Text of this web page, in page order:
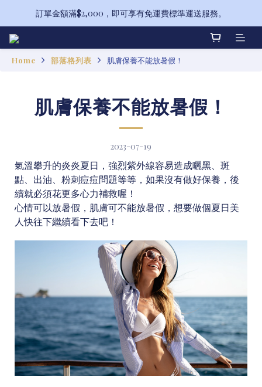
備受喜愛的山茶花系列全新升級！
訂單金額滿$2,000，即可享有免運費標準運送服務。
Home 部落格列表 肌膚保養不能放暑假！
肌膚保養不能放暑假！
2023-07-19
氣溫攀升的炎炎夏日，強烈紫外線容易造成曬黑、斑
點、出油、粉刺痘痘問題等等，如果沒有做好保養，後
續就必須花更多心力補救喔！
心情可以放暑假，肌膚可不能放暑假，想要做個夏日美
人快往下繼續看下去吧！